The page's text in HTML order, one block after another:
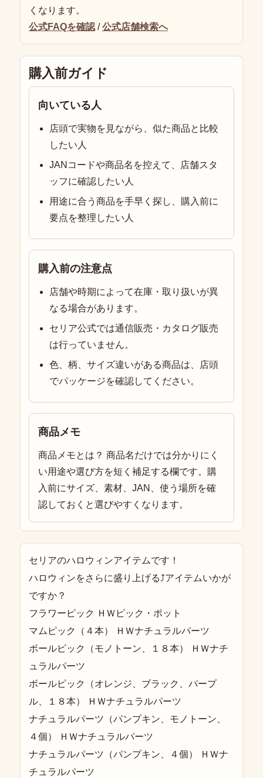
くなります。
公式FAQを確認 /公式店舗検索へ
購入前ガイド
向いている人
店頭で実物を見ながら、似た商品と比較
したい人
JANコードや商品名を控えて、店舗スタ
ッフに確認したい人
用途に合う商品を手早く探し、購入前に
要点を整理したい人
購入前の注意点
店舗や時期によって在庫・取り扱いが異
なる場合があります。
セリア公式では通信販売・カタログ販売
は行っていません。
色、柄、サイズ違いがある商品は、店頭
でパッケージを確認してください。
商品メモ
商品メモとは？ 商品名だけでは分かりにく
い用途や選び方を短く補足する欄です。購
入前にサイズ、素材、JAN、使う場所を確
認しておくと選びやすくなります。
セリアのハロウィンアイテムです！
ハロウィンをさらに盛り上げる⤴︎アイテムいかが
ですか？
フラワーピック ＨＷピック・ポット
マムピック（４本） ＨＷナチュラルパーツ
ボールピック（モノトーン、１８本） ＨＷナチ
ュラルパーツ
ボールピック（オレンジ、ブラック、パープ
ル、１８本） ＨＷナチュラルパーツ
ナチュラルパーツ（パンプキン、モノトーン、
４個） ＨＷナチュラルパーツ
ナチュラルパーツ（パンプキン、４個） ＨＷナ
チュラルパーツ